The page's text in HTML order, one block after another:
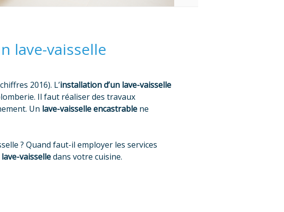
lave-vaisselle
2016). L’installation d’un lave-vaisselle
Il faut réaliser des travaux
Un lave-vaisselle encastrable ne
? Quand faut-il employer les services
vaisselledans votre cuisine.